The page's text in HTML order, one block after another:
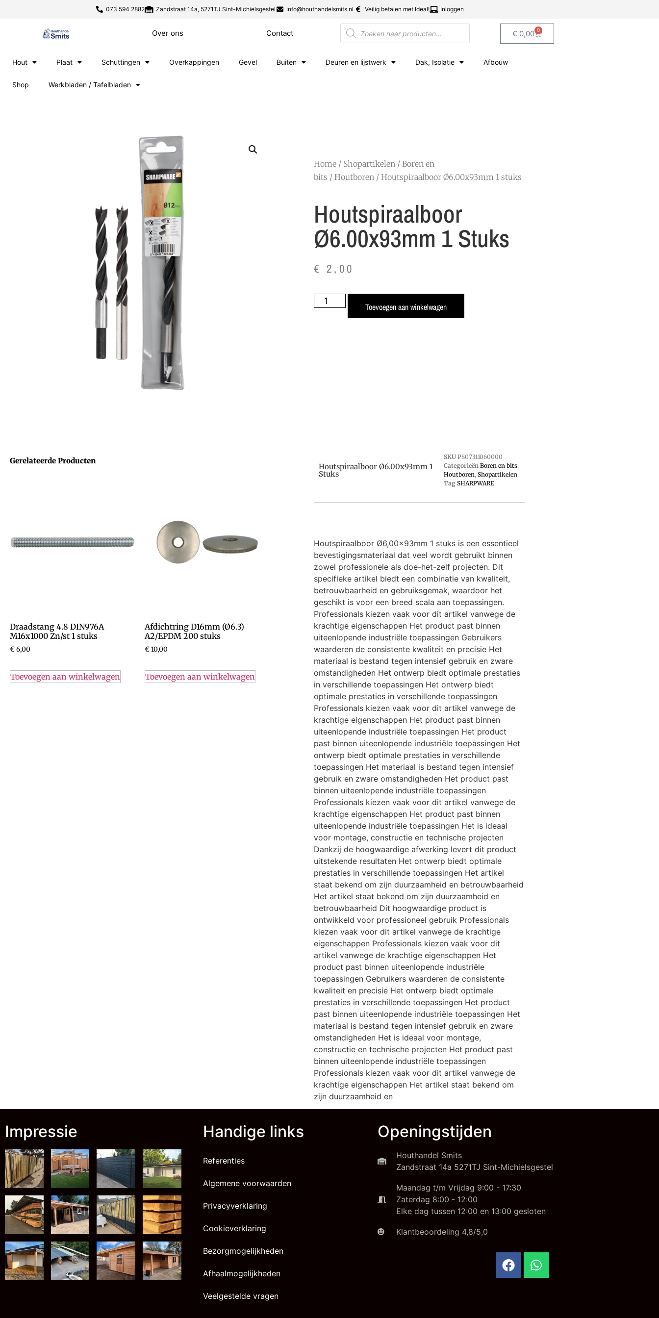
073 594 2882 Zandstraat 14a, 5271TJ Sint-Michielsgestel info@houthandelsmits.nl Veilig betalen met Ideal! Inloggen
Over ons Contact € 0,00 0
Hout Plaat Schuttingen Overkappingen Gevel Buiten Deuren en lijstwerk Dak, Isolatie Afbouw
Shop Werkbladen / Tafelbladen
Home / Shopartikelen / Boren en
bits / Houtboren / Houtspiraalboor Ø6.00x93mm 1 stuks
Houtspiraalboor
Ø6.00x93mm 1 Stuks
€ 2,00
Toevoegen aan winkelwagen
Gerelateerde Producten
Draadstang 4.8 DIN976A
M16x1000 Zn/st 1 stuks
€6,00
Toevoegen aan winkelwagen
Afdichtring D16mm (Ø6.3)
A2/EPDM 200 stuks
€10,00
Toevoegen aan winkelwagen
Houtspiraalboor Ø6.00x93mm 1
Stuks
SKU PS07311060000
Categorieën Boren en bits,
Houtboren, Shopartikelen
Tag SHARPWARE
Houtspiraalboor Ø6,00x93mm 1 stuks is een essentieel
bevestigingsmateriaal dat veel wordt gebruikt binnen
zowel professionele als doe-het-zelf projecten. Dit
specifieke artikel biedt een combinatie van kwaliteit,
betrouwbaarheid en gebruiksgemak, waardoor het
geschikt is voor een breed scala aan toepassingen.
Professionals kiezen vaak voor dit artikel vanwege de
krachtige eigenschappen Het product past binnen
uiteenlopende industriële toepassingen Gebruikers
waarderen de consistente kwaliteit en precisie Het
materiaal is bestand tegen intensief gebruik en zware
omstandigheden Het ontwerp biedt optimale prestaties
in verschillende toepassingen Het ontwerp biedt
optimale prestaties in verschillende toepassingen
Professionals kiezen vaak voor dit artikel vanwege de
krachtige eigenschappen Het product past binnen
uiteenlopende industriële toepassingen Het product
past binnen uiteenlopende industriële toepassingen Het
ontwerp biedt optimale prestaties in verschillende
toepassingen Het materiaal is bestand tegen intensief
gebruik en zware omstandigheden Het product past
binnen uiteenlopende industriële toepassingen
Professionals kiezen vaak voor dit artikel vanwege de
krachtige eigenschappen Het product past binnen
uiteenlopende industriële toepassingen Het is ideaal
voor montage, constructie en technische projecten
Dankzij de hoogwaardige afwerking levert dit product
uitstekende resultaten Het ontwerp biedt optimale
prestaties in verschillende toepassingen Het artikel
staat bekend om zijn duurzaamheid en betrouwbaarheid
Het artikel staat bekend om zijn duurzaamheid en
betrouwbaarheid Dit hoogwaardige product is
ontwikkeld voor professioneel gebruik Professionals
kiezen vaak voor dit artikel vanwege de krachtige
eigenschappen Professionals kiezen vaak voor dit
artikel vanwege de krachtige eigenschappen Het
product past binnen uiteenlopende industriële
toepassingen Gebruikers waarderen de consistente
kwaliteit en precisie Het ontwerp biedt optimale
prestaties in verschillende toepassingen Het product
past binnen uiteenlopende industriële toepassingen Het
materiaal is bestand tegen intensief gebruik en zware
omstandigheden Het is ideaal voor montage,
constructie en technische projecten Het product past
binnen uiteenlopende industriële toepassingen
Professionals kiezen vaak voor dit artikel vanwege de
krachtige eigenschappen Het artikel staat bekend om
zijn duurzaamheid en
Impressie Handige links
Referenties
Algemene voorwaarden
Privacyverklaring
Cookieverklaring
Bezorgmogelijkheden
Afhaalmogelijkheden
Veelgestelde vragen
Openingstijden
Houthandel Smits
Zandstraat 14a 5271TJ Sint-Michielsgestel
Maandag t/m Vrijdag 9:00 - 17:30
Zaterdag 8:00 - 12:00
Elke dag tussen 12:00 en 13:00 gesloten
Klantbeoordeling 4,8/5,0